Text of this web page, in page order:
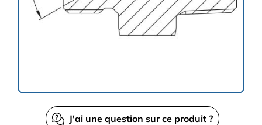
J'ai une question sur ce produit ?